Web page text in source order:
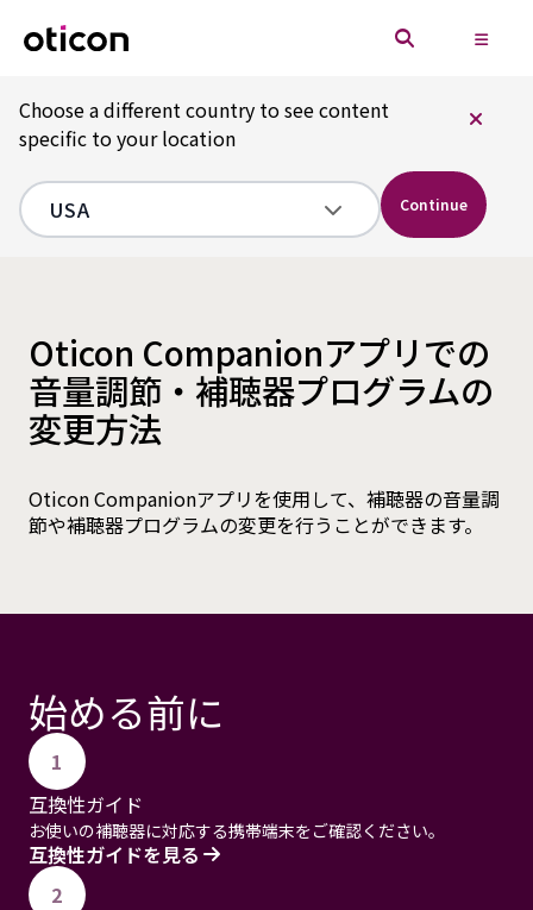
Choose a different country to see content
specific to your location
Continue
Oticon Companionアプリでの
音量調節・補聴器プログラムの
変更方法
Oticon Companionアプリを使用して、補聴器の音量調
節や補聴器プログラムの変更を行うことができます。
始める前に
1
互換性ガイド
お使いの補聴器に対応する携帯端末をご確認ください。
互換性ガイドを見る
2